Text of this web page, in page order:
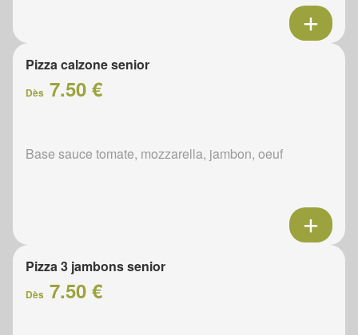
Pizza calzone senior
Dès 7.50 €
Base sauce tomate, mozzarella, jambon, oeuf
Pizza 3 jambons senior
Dès 7.50 €